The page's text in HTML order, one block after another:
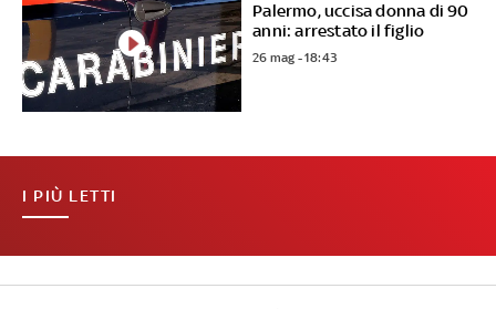
Palermo, uccisa donna di 90
anni: arrestato il figlio
26 mag - 18:43
I PIÙ LETTI